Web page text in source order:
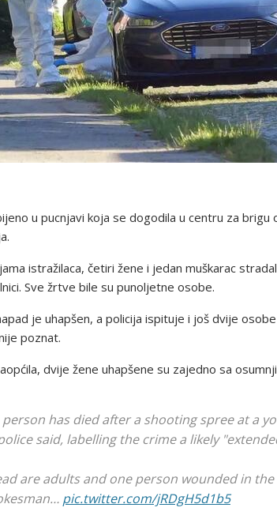
u pucnjavi koja se dogodila u centru za
istražilaca, četiri žene i jedan muškarac
Sve žrtve bile su punoljetne osobe.
je uhapšen, a policija ispituje i još dvije
poznat.
dvije žene uhapšene su zajedno sa
person has died after a shooting spree at a
said, labelling the crime a likely
are adults and one person wounded in
pic.twitter.com/jRDgH5d1b5